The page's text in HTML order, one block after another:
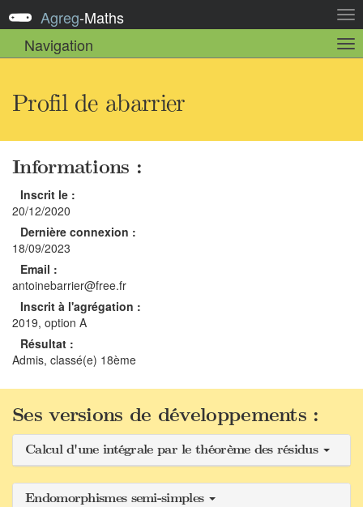
la
Agreg-Maths
Navigation
la
Profil de abarrier
Informations :
Inscrit le :
20/12/2020
Dernière connexion :
18/09/2023
Email :
antoinebarrier@free.fr
Inscrit à l'agrégation :
2019, option A
Résultat :
Admis, classé(e) 18ème
Ses versions de développements :
Calcul d'une intégrale par le théorème des résidus
Endomorphismes semi-simples